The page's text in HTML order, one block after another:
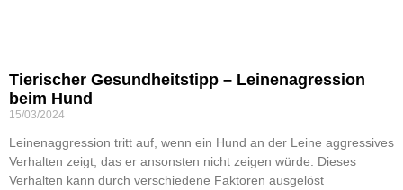
Tierischer Gesundheitstipp – Leinenagression
beim Hund
15/03/2024
Leinenaggression tritt auf, wenn ein Hund an der Leine aggressives
Verhalten zeigt, das er ansonsten nicht zeigen würde. Dieses
Verhalten kann durch verschiedene Faktoren ausgelöst